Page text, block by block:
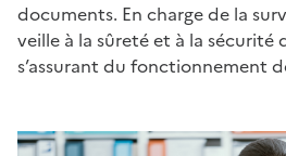
documents. En charge de la
veille à la sûreté et à la sécurité
s’assurant du fonctionnement